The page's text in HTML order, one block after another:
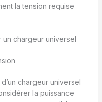
la tension requise
chargeur universel
chargeur universel
la puissance